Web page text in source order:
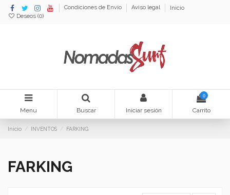
Condiciones de Envío Aviso legal
Inicio
Deseos (0)
Menu Buscar Iniciar sesión
0
Carrito
Inicio INVENTOS FARKING
FARKING